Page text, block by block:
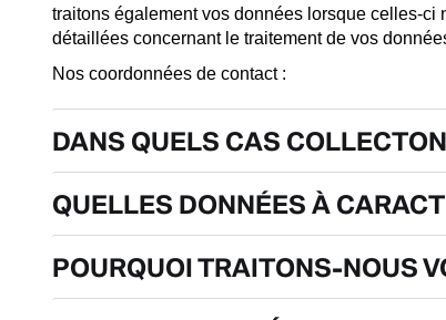
traitons également vos données lorsque celles-ci
détaillées concernant le traitement de vos
Nos coordonnées de contact :
DANS QUELS CAS
QUELLES DONNÉES À
POURQUOI TRAITONS-NOUS